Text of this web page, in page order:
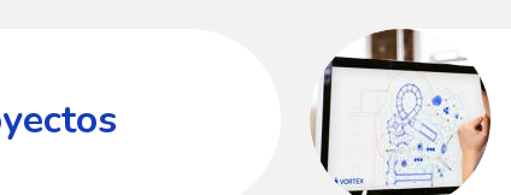
Ingeniería
de
proyectos